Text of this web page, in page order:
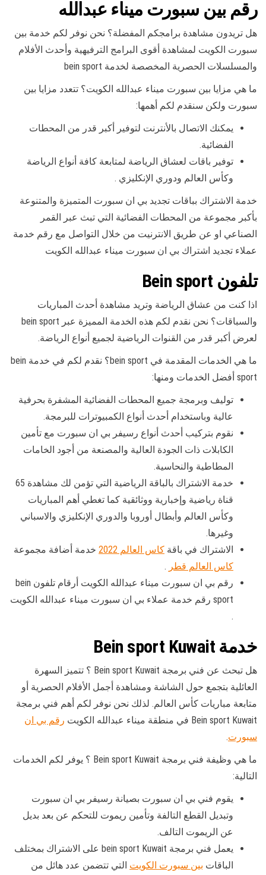
رقم بين سبورت ميناء عبدالله
هل تريدون مشاهدة برامجكم المفضلة؟ نحن نوفر لكم خدمة بين
سبورت الكويت لمشاهدة أقوى البرامج الترفيهية وأحدث الأفلام
والمسلسلات الحصرية المخصصة لخدمة bein sport
ما هي مزايا بين سبورت ميناء عبدالله الكويت؟ تتعدد مزايا بين
سبورت ولكن سنقدم لكم أهمها:
يمكنك الاتصال بالأنترنت لتوفير أكبر قدر من المحطات
الفضائية.
توفير باقات لعشاق الرياضة لمتابعة كافة أنواع الرياضة
وكأس العالم ودوري الإنكليزي .
خدمة الاشتراك بباقات تجديد بي ان سبورت المتميزة والمتنوعة
بأكبر مجموعة من المحطات الفضائية التي تبث عبر القمر
الصناعي او عن طريق الانترنيت من خلال التواصل مع رقم خدمة
عملاء تجديد اشتراك بي ان سبورت ميناء عبدالله الكويت
تلفون Bein sport
اذا كنت من عشاق الرياضة وتريد مشاهدة أحدث المباريات
والسباقات؟ نحن نقدم لكم هذه الخدمة المميزة عبر bein sport
لعرض أكبر قدر من القنوات الرياضية لجميع أنواع الرياضة.
ما هي الخدمات المقدمة في bein sport؟ نقدم لكم في خدمة bein
sport أفضل الخدمات ومنها:
توليف وبرمجة جميع المحطات الفضائية المشفرة بحرفية
عالية وباستخدام أحدث أنواع الكمبيوترات للبرمجة.
نقوم بتركيب أحدث أنواع رسيفر بي ان سبورت مع تأمين
الكابلات ذات الجودة العالية والمصنعة من أجود الخامات
المطاطية والنحاسية.
خدمة الاشتراك بالباقة الرياضية التي تؤمن لك مشاهدة 65
قناة رياضية وإخبارية ووثائقية كما تغطي أهم المباريات
وكأس العالم وأبطال أوروبا والدوري الإنكليزي والاسباني
وغيرها.
الاشتراك في باقة كاس العالم 2022
خدمة أضافة مجموعة
كاس العالم قطر .
رقم بي ان سبورت ميناء عبدالله الكويت أرقام تلفون bein
sport رقم خدمة عملاء بي ان سبورت ميناء عبدالله الكويت
.
خدمة Bein sport Kuwait
هل تبحث عن فني برمجة Bein sport Kuwait ؟ تتميز السهرة
العائلية بتجمع حول الشاشة ومشاهدة أجمل الأفلام الحصرية أو
متابعة مباريات كأس العالم. لذلك نحن نوفر لكم أهم فني برمجة
Bein sport Kuwait في منطقة ميناء عبدالله الكويت
رقم بي ان
سبورت.
ما هي وظيفة فني برمجة Bein sport Kuwait ؟ يوفر لكم الخدمات
التالية:
يقوم فني بي ان سبورت بصيانة رسيفر بي ان سبورت
وتبديل القطع التالفة وتأمين ريموت للتحكم عن بعد بديل
عن الريموت التالف.
يعمل فني برمجة bein sport Kuwait على الاشتراك بمختلف
الباقات بين سبورت الكويت التي تتضمن عدد هائل من